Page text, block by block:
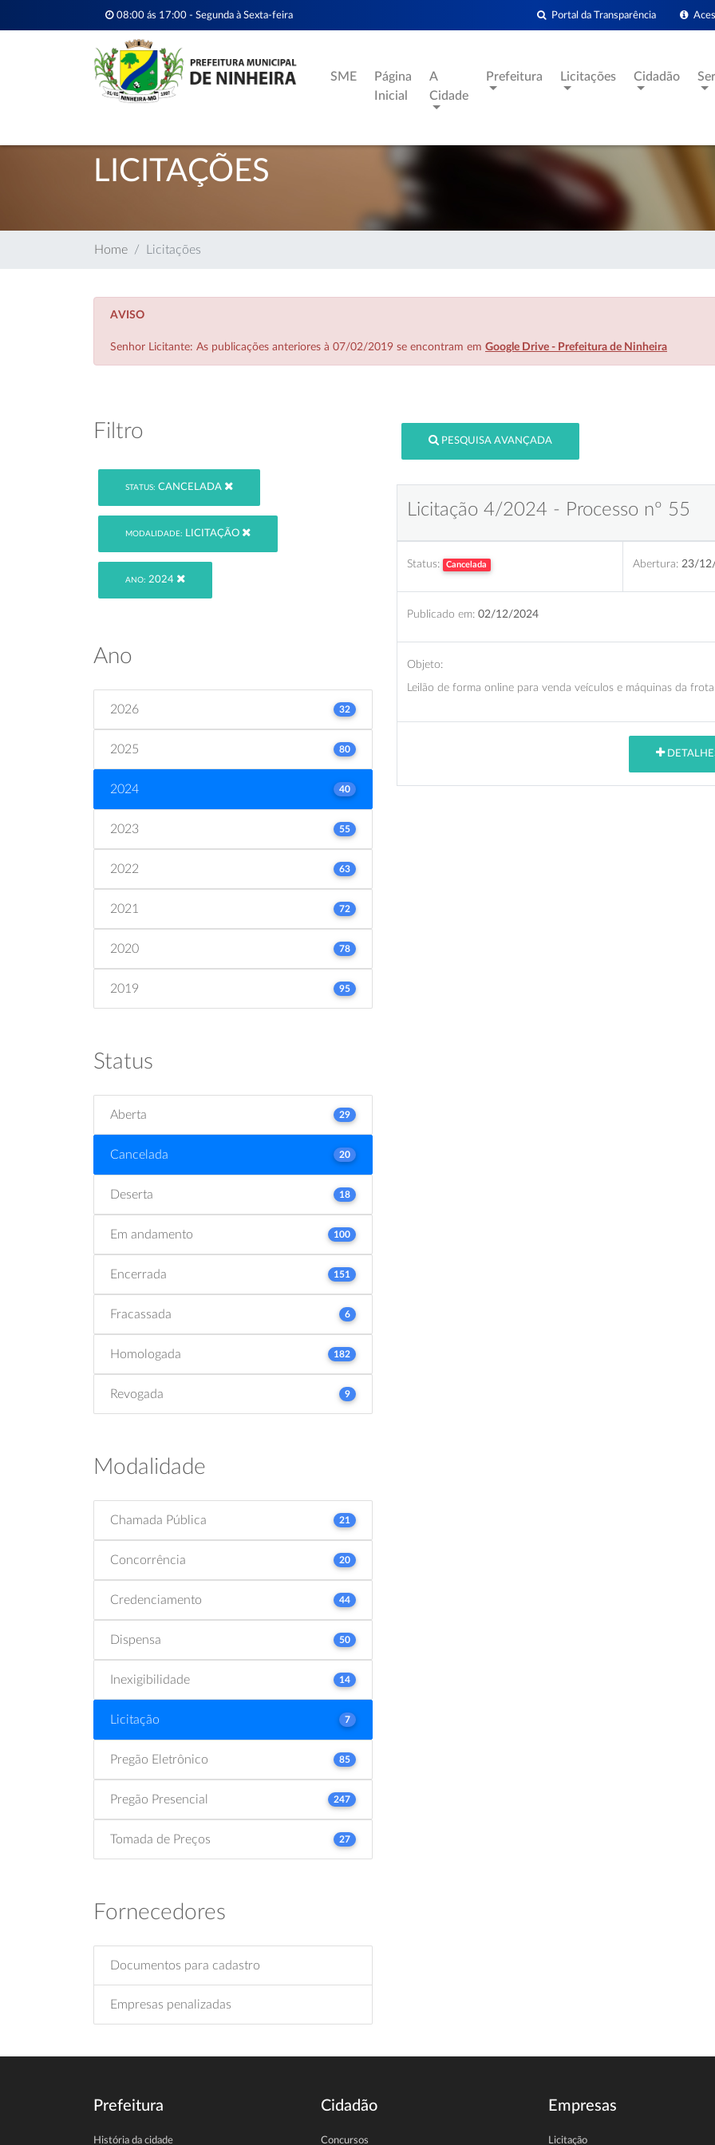
08:00 ás 17:00 - Segunda à Sexta-feira Portal da Transparência
SME
Página
Inicial
A
Cidade
Prefeitura Licitações Cidadão
LICITAÇÕES
Home Licitações
AVISO
Senhor Licitante: As publicações anteriores à 07/02/2019 se encontram em Google Drive - Prefeitura de Ninheira
Filtro
STATUS: CANCELADA
MODALIDADE: LICITAÇÃO
ANO: 2024
Ano
2026 32
2025 80
2024 40
2023 55
2022 63
2021 72
2020 78
2019 95
Status
Aberta 29
Cancelada 20
Deserta 18
Em andamento 100
Encerrada 151
Fracassada 6
Homologada 182
Revogada 9
Modalidade
Chamada Pública 21
Concorrência 20
Credenciamento 44
Dispensa 50
Inexigibilidade 14
Licitação 7
Pregão Eletrônico 85
Pregão Presencial 247
Tomada de Preços 27
Fornecedores
Documentos para cadastro
Empresas penalizadas
PESQUISA AVANÇADA
Licitação 4/2024 - Processo nº 55
Status: Cancelada Abertura: 23/
Publicado em: 02/12/2024
Objeto:
Leilão de forma online para venda veículos e máquinas da
Prefeitura
História da cidade
Cidadão
Concursos
Empresas
Licitação